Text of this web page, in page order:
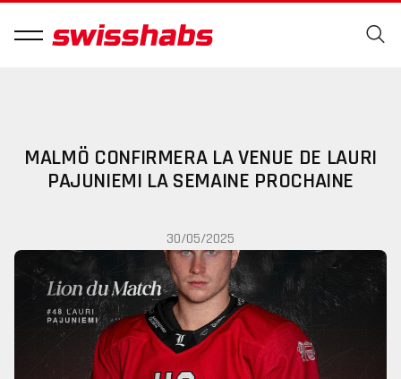
MALMÖ CONFIRMERA LA VENUE DE LAURI
PAJUNIEMI LA SEMAINE PROCHAINE
30/05/2025